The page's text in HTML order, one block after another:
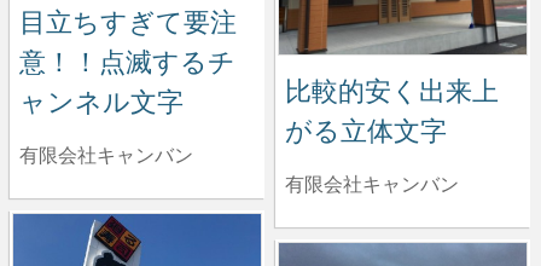
目立ちすぎて要注
意！！点滅するチ
ャンネル文字
有限会社キャンバン
比較的安く出来上
がる立体文字
有限会社キャンバン